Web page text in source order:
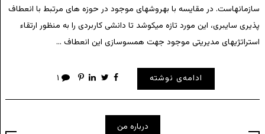
سازمانهاست. در مقایسه با بهروشهای موجود در حوزه های مرتبط با انعطاف
پذیری سایبری، این مورد تازه میکوشد تا دانشی کاربردی را به منظور ارتقاء
استراتژیهای مدیریتی موجود جهت همسوسازی این انعطاف …
ادامه‌ی نوشته ۱
درباره من